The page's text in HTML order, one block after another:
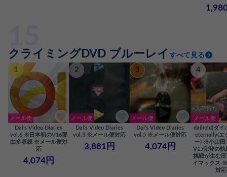
クライミングDVD ブルーレイ すべて見る
1
メール便
Dai‘s Video Diaries
vol.6 ※日本初のV16那
由多収録 ※メール便対
応
4,074円
2
メール便
Dai‘s Video Diaries
vol.3 ※メール便対応
3,881円
3
メール便
Dai‘s Video Diaries
vol.5 ※メール便対応
4,074円
4
×入荷待ち
メール便
daihold(ダイ
eternally(エ
ー) ※小山田
V15完登の
挑戦が生む
イマックス
対応